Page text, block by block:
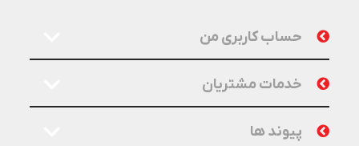
حساب کاربری من
خدمات مشتریان
پیوند ها